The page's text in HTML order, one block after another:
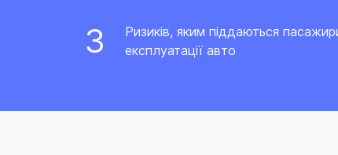
Ризиків, яким піддаються
експлуатації авто